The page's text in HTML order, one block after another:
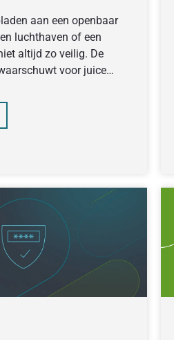
aan een openbaar
luchthaven of een
altijd zo veilig. De
voor juice